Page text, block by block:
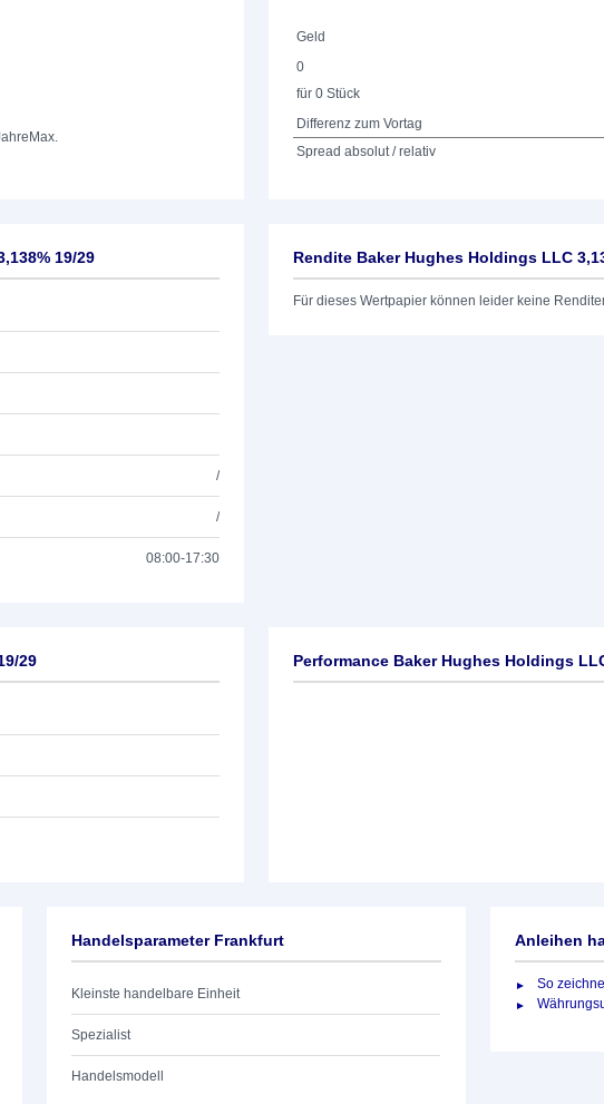
Max.
Geld
0
für 0 Stück
Differenz zum Vortag
Spread absolut / relativ
19/29
/
/
08:00-17:30
Rendite Baker Hughes Holdings LLC
Für dieses Wertpapier können leider keine
29 Performance Baker Hughes Holdings
Handelsparameter Frankfurt
Kleinste handelbare Einheit
Spezialist
Handelsmodell
Anleihen
So